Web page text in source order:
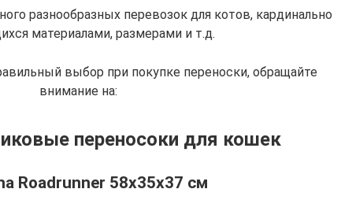
разнообразных перевозок для котов, кардинально
материалами, размерами и т.д.
выбор при покупке переноски, обращайте
внимание на:
переносоки для кошек
Roadrunner 58х35х37 см